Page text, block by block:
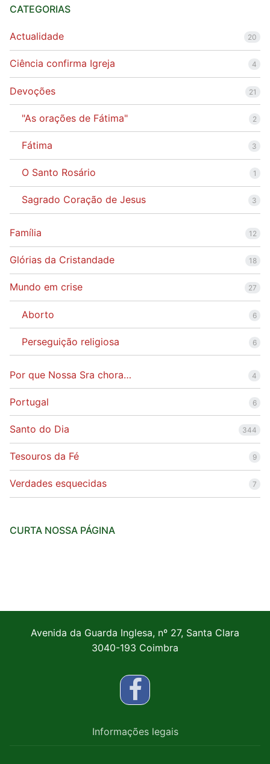
CATEGORIAS
Actualidade 20
Ciência confirma Igreja 4
Devoções 21
"As orações de Fátima" 2
Fátima 3
O Santo Rosário 1
Sagrado Coração de Jesus 3
Família 12
Glórias da Cristandade 18
Mundo em crise 27
Aborto 6
Perseguição religiosa 6
Por que Nossa Sra chora… 4
Portugal 6
Santo do Dia 344
Tesouros da Fé 9
Verdades esquecidas 7
CURTA NOSSA PÁGINA
Avenida da Guarda Inglesa, nº 27, Santa Clara
3040-193 Coimbra
Informações legais